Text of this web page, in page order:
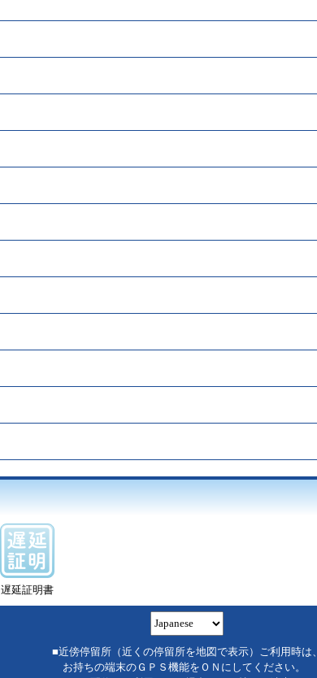
遅延証明書
■近傍停留所（近くの停留所を地図で表示）ご利用時は、
お持ちの端末のＧＰＳ機能をＯＮにしてください。